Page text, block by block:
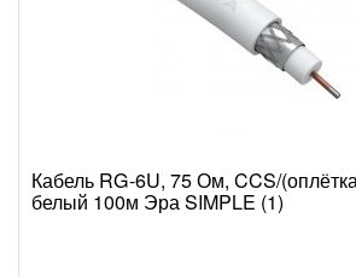
Кабель RG-6U, 75 Ом, CCS/
белый 100м Эра SIMPLE (1)